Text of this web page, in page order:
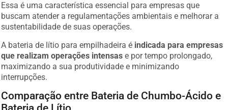
Essa é uma característica essencial para empresas que
buscam atender a regulamentações ambientais e melhorar a
sustentabilidade de suas operações.
A bateria de lítio para empilhadeira é indicada para empresas
que realizam operações intensas e por tempo prolongado,
maximizando a sua produtividade e minimizando
interrupções.
Comparação entre Bateria de Chumbo-Ácido e